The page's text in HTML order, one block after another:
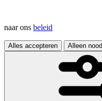
naar ons beleid
Alles accepteren Alleen